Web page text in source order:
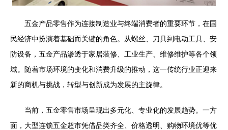
五金产品零售作为连接制造业与终端消费者的重要环节，在国
民经济中扮演着基础而关键的角色。从螺丝、刀具到电动工具、安
防设备，五金产品渗透于家居装修、工业生产、维修维护等各个领
域。随着市场环境的变化和消费升级的推动，这一传统行业正迎来
新的商机与挑战，转型与创新成为发展的主旋律。
当前，五金零售市场呈现出多元化、专业化的发展趋势。一方
面，大型连锁五金超市凭借品类齐全、价格透明、购物环境优等优